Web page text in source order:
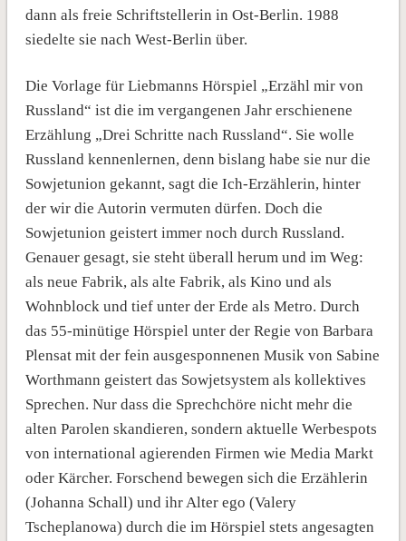
dann als freie Schriftstellerin in Ost-Berlin. 1988
siedelte sie nach West-Berlin über.
Die Vorlage für Liebmanns Hörspiel „Erzähl mir von
Russland“ ist die im vergangenen Jahr erschienene
Erzählung „Drei Schritte nach Russland“. Sie wolle
Russland kennenlernen, denn bislang habe sie nur die
Sowjetunion gekannt, sagt die Ich-Erzählerin, hinter
der wir die Autorin vermuten dürfen. Doch die
Sowjetunion geistert immer noch durch Russland.
Genauer gesagt, sie steht überall herum und im Weg:
als neue Fabrik, als alte Fabrik, als Kino und als
Wohnblock und tief unter der Erde als Metro. Durch
das 55-minütige Hörspiel unter der Regie von Barbara
Plensat mit der fein ausgesponnenen Musik von Sabine
Worthmann geistert das Sowjetsystem als kollektives
Sprechen. Nur dass die Sprechchöre nicht mehr die
alten Parolen skandieren, sondern aktuelle Werbespots
von international agierenden Firmen wie Media Markt
oder Kärcher. Forschend bewegen sich die Erzählerin
(Johanna Schall) und ihr Alter ego (Valery
Tscheplanowa) durch die im Hörspiel stets angesagten